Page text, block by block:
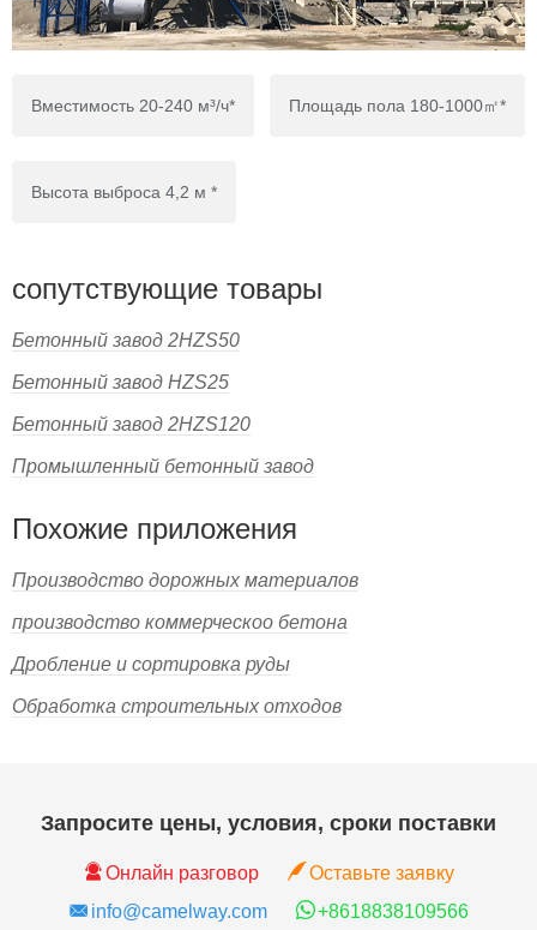
Вместимость 20-240 м³/ч* Площадь пола 180-1000㎡*
Высота выброса 4,2 м *
сопутствующие товары
Бетонный завод 2HZS50
Бетонный завод HZS25
Бетонный завод 2HZS120
Промышленный бетонный завод
Похожие приложения
Производство дорожных материалов
производство коммерческоо бетона
Дробление и сортировка руды
Обработка строительных отходов
Запросите цены, условия, сроки поставки
Онлайн разговор
Оставьте заявку
info@camelway.com
+8618838109566